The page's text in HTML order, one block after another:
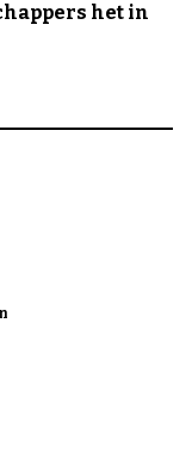
het in